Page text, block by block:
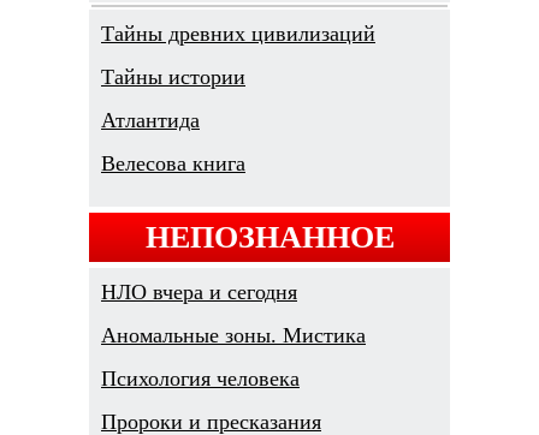
Тайны древних цивилизаций
Тайны истории
Атлантида
Велесова книга
НЕПОЗНАННОЕ
НЛО вчера и сегодня
Аномальные зоны. Мистика
Психология человека
Пророки и пресказания